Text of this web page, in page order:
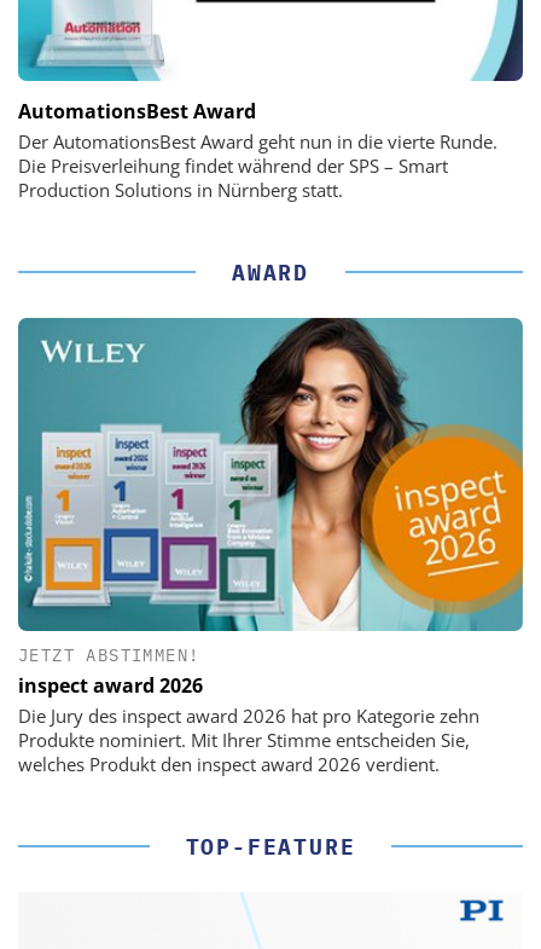
AutomationsBest Award
Der AutomationsBest Award geht nun in die vierte Runde.
Die Preisverleihung findet während der SPS – Smart
Production Solutions in Nürnberg statt.
AWARD
JETZT ABSTIMMEN!
inspect award 2026
Die Jury des inspect award 2026 hat pro Kategorie zehn
Produkte nominiert. Mit Ihrer Stimme entscheiden Sie,
welches Produkt den inspect award 2026 verdient.
TOP-FEATURE